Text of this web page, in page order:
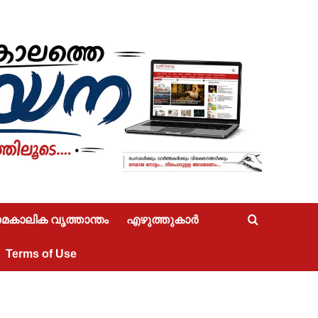
വൃത്താന്തം എഴുത്തുകാർ
Terms of Use